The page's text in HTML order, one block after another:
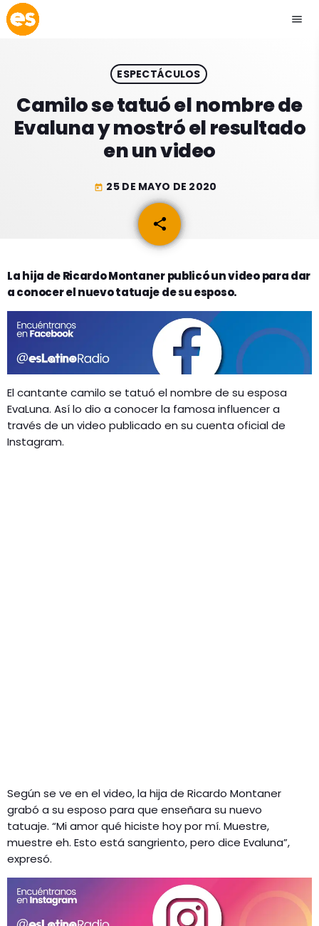
menu
play_arrow EMISIÓN LA PAZ
play_arrow EMISIÓN COCHABAMBA
ACTUALIDAD
ESPECTÁCULOS
GEEKERS
PROGRAMACIÓN
INICIO
RADIO SPLENDID
CONTACTO
ESPECTÁCULOS
Camilo se tatuó el nombre de
Evaluna y mostró el resultado
en un video
today 25 DE MAYO DE 2020
share
email
La hija de Ricardo Montaner publicó un video para dar
a conocer el nuevo tatuaje de su esposo.
El cantante camilo se tatuó el nombre de su esposa
EvaLuna. Así lo dio a conocer la famosa influencer a
través de un video publicado en su cuenta oficial de
Instagram.
Según se ve en el video, la hija de Ricardo Montaner
grabó a su esposo para que enseñara su nuevo
tatuaje. “Mi amor qué hiciste hoy por mí. Muestre,
muestre eh. Esto está sangriento, pero dice Evaluna”,
expresó.